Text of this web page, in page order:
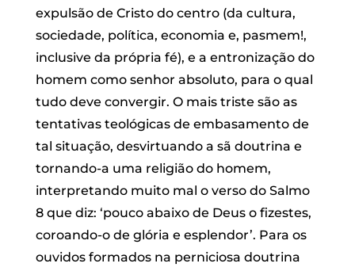
expulsão de Cristo do centro (da cultura,
sociedade, política, economia e, pasmem!,
inclusive da própria fé), e a entronização do
homem como senhor absoluto, para o qual
tudo deve convergir. O mais triste são as
tentativas teológicas de embasamento de
tal situação, desvirtuando a sã doutrina e
tornando-a uma religião do homem,
interpretando muito mal o verso do Salmo
8 que diz: ‘pouco abaixo de Deus o fizestes,
coroando-o de glória e esplendor’. Para os
ouvidos formados na perniciosa doutrina